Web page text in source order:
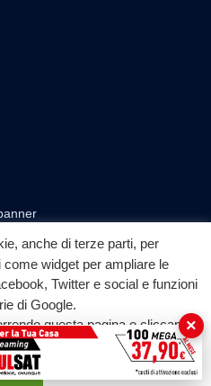
◎ ▶
YouTube
i diritti riservati
anche di terze parti, per
widget per ampliare le
Twitter e social e funzioni
di Google.
questa pagina o cliccando
acconsenti all'uso dei cookie.
×